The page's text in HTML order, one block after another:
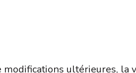
ultérieures, la